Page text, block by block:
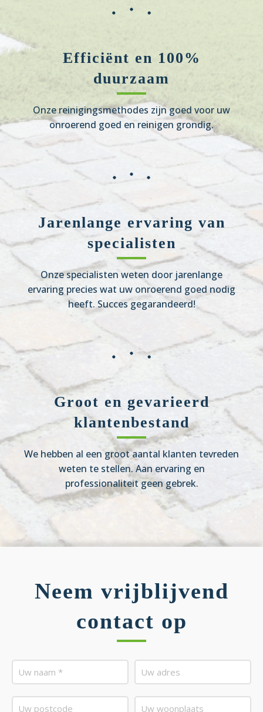
Efficiënt en 100%
duurzaam
Onze reinigingsmethodes zijn goed voor uw
onroerend goed en reinigen grondig.
Jarenlange ervaring van
specialisten
Onze specialisten weten door jarenlange
ervaring precies wat uw onroerend goed nodig
heeft. Succes gegarandeerd!
Groot en gevarieerd
klantenbestand
We hebben al een groot aantal klanten tevreden
weten te stellen. Aan ervaring en
professionaliteit geen gebrek.
Neem vrijblijvend
contact op